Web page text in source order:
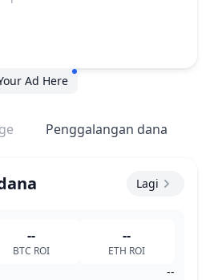
Ad Here
Penggalangan dana
Lagi
--
BTC ROI
--
ETH ROI
--